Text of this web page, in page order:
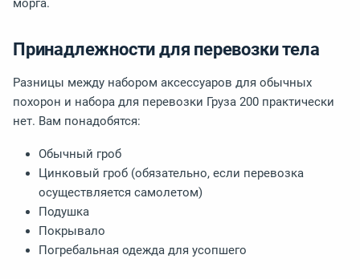
морга.
Принадлежности для перевозки тела
Разницы между набором аксессуаров для обычных
похорон и набора для перевозки Груза 200 практически
нет. Вам понадобятся:
Обычный гроб
Цинковый гроб (обязательно, если перевозка
осуществляется самолетом)
Подушка
Покрывало
Погребальная одежда для усопшего